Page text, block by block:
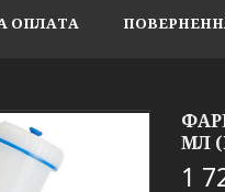
ОПЛАТА
МЛ
1